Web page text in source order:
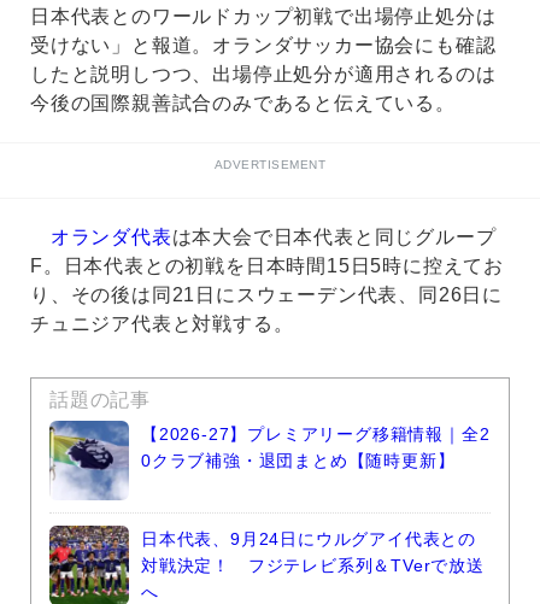
日本代表とのワールドカップ初戦で出場停止処分は
受けない」と報道。オランダサッカー協会にも確認
したと説明しつつ、出場停止処分が適用されるのは
今後の国際親善試合のみであると伝えている。
ADVERTISEMENT
オランダ代表は本大会で日本代表と同じグループ
F。日本代表との初戦を日本時間15日5時に控えてお
り、その後は同21日にスウェーデン代表、同26日に
チュニジア代表と対戦する。
話題の記事
【2026-27】プレミアリーグ移籍情報｜全2
0クラブ補強・退団まとめ【随時更新】
日本代表、9月24日にウルグアイ代表との
対戦決定！ フジテレビ系列＆TVerで放送
へ